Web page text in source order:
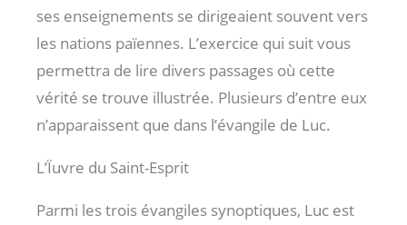
ses enseignements se dirigeaient souvent vers
les nations païennes. L’exercice qui suit vous
permettra de lire divers passages où cette
vérité se trouve illustrée. Plusieurs d’entre eux
n’apparaissent que dans l’évangile de Luc.
L’Ïuvre du Saint-Esprit
Parmi les trois évangiles synoptiques, Luc est